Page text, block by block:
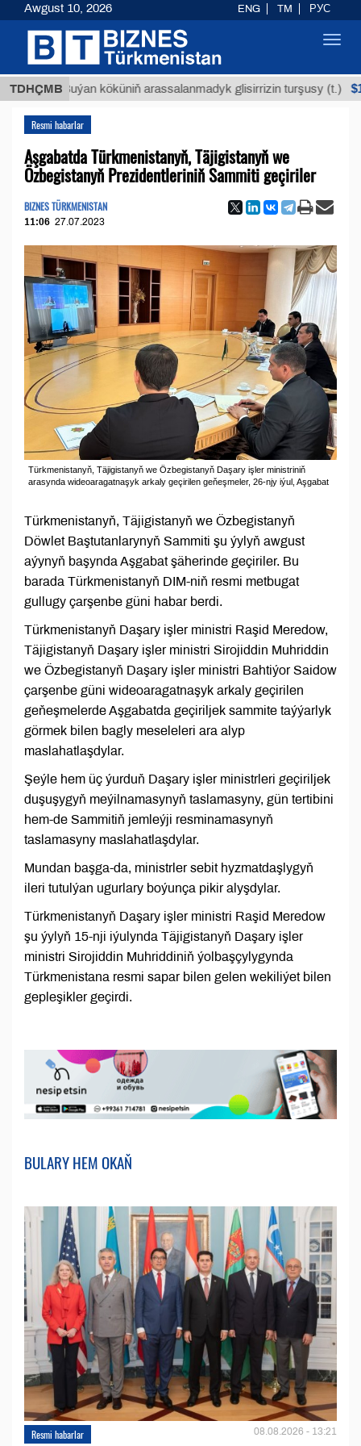
TDHÇMB
Buýan köküniň arassalanmadyk glisirrizin turşusy (t.)
Resmi habarlar
Aşgabatda Türkmenistanyň, Täjigistanyň we
Özbegistanyň Prezidentleriniň Sammiti geçiriler
BIZNES TÜRKMENISTAN
11:06 27.07.2023
Türkmenistanyň, Täjigistanyň we Özbegistanyň Daşary işler ministriniň
arasynda wideoaragatnaşyk arkaly geçirilen geňeşmeler, 26-njy iýul, Aşgabat
Türkmenistanyň, Täjigistanyň we Özbegistanyň
Döwlet Baştutanlarynyň Sammiti şu ýylyň awgust
aýynyň başynda Aşgabat şäherinde geçiriler. Bu
barada Türkmenistanyň DIM-niň resmi metbugat
gullugy çarşenbe güni habar berdi.
Türkmenistanyň Daşary işler ministri Raşid Meredow,
Täjigistanyň Daşary işler ministri Sirojiddin Muhriddin
we Özbegistanyň Daşary işler ministri Bahtiýor Saidow
çarşenbe güni wideoaragatnaşyk arkaly geçirilen
geňeşmelerde Aşgabatda geçiriljek sammite taýýarlyk
görmek bilen bagly meseleleri ara alyp
maslahatlaşdylar.
Şeýle hem üç ýurduň Daşary işler ministrleri geçiriljek
duşuşygyň meýilnamasynyň taslamasyny, gün tertibini
hem-de Sammitiň jemleýji resminamasynyň
taslamasyny maslahatlaşdylar.
Mundan başga-da, ministrler sebit hyzmatdaşlygyň
ileri tutulýan ugurlary boýunça pikir alyşdylar.
Türkmenistanyň Daşary işler ministri Raşid Meredow
şu ýylyň 15-nji iýulynda Täjigistanyň Daşary işler
ministri Sirojiddin Muhriddiniň ýolbaşçylygynda
Türkmenistana resmi sapar bilen gelen wekiliýet bilen
gepleşikler geçirdi.
BULARY HEM OKAŇ
Resmi habarlar 08.08.2026 - 13:21
Awgust 10, 2026 ENG TM РУС